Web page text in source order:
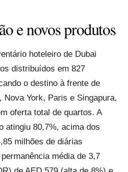
e novos produtos
hoteleiro de Dubai
distribuídos em 827
o destino à frente de
Nova York, Paris e Singapura,
oferta total de quartos. A
atingiu 80,7%, acima dos
milhões de diárias
média de 3,7